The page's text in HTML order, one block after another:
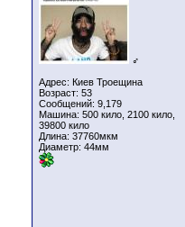
♂
Адрес: Киев Троещина
Возраст: 53
Сообщений: 9,179
Машина: 500 кило, 2100 кило,
39800 кило
Длина: 37760мкм
Диаметр: 44мм